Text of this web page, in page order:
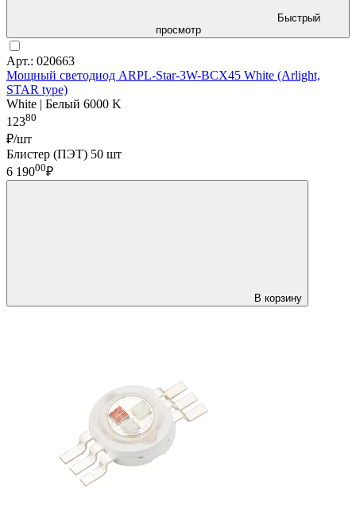
Быстрый
просмотр
Арт.: 020663
Мощный светодиод ARPL-Star-3W-BCX45 White (Arlight,
STAR type)
White | Белый 6000 K
12380
₽/шт
Блистер (ПЭТ) 50 шт
6 19000₽
В корзину